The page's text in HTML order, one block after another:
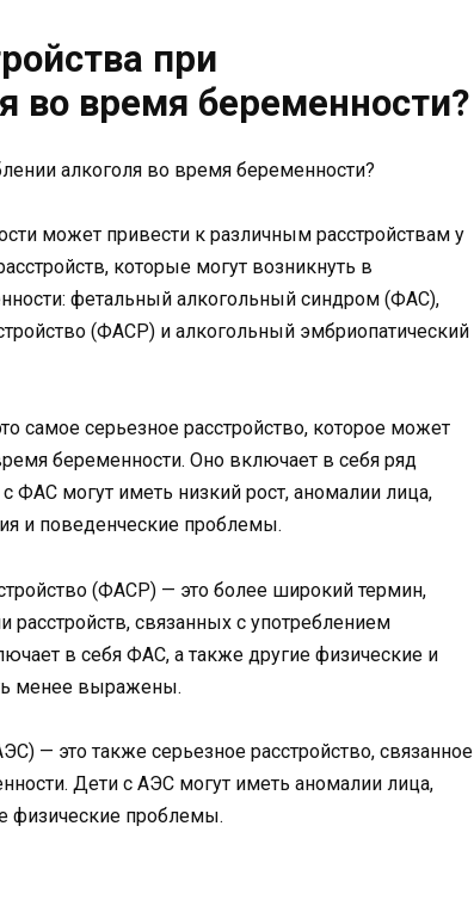
при
во время беременности?
может привести к различным расстройствам у
которые могут возникнуть в
фетальный алкогольный синдром (ФАС),
(ФАСР) и алкогольный эмбриопатический
серьезное расстройство, которое может
беременности. Оно включает в себя ряд
ФАС могут иметь низкий рост, аномалии лица,
и поведенческие проблемы.
(ФАСР) — это более широкий термин,
связанных с употреблением
в себя ФАС, а также другие физические и
менее выражены.
— это также серьезное расстройство, связанное
Дети с АЭС могут иметь аномалии лица,
физические проблемы.